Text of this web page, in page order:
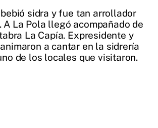
sidra y fue tan arrollador
A La Pola llegó acompañado de
La Capía. Expresidente y
a cantar en la sidrería
de los locales que visitaron.